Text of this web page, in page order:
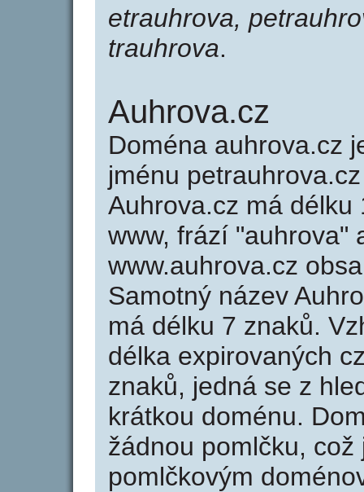
etrauhrova,
trauhrova.
Auhrova.cz
Doména auhrova.cz
jménu
Auhrova.cz má
www, frází "auhrova"
www.auhrova.cz
Samotný název
má délku 7 znaků.
délka expirovaných
znaků, jedná se z
krátkou doménu.
žádnou pomlčku,
pomlčkovým